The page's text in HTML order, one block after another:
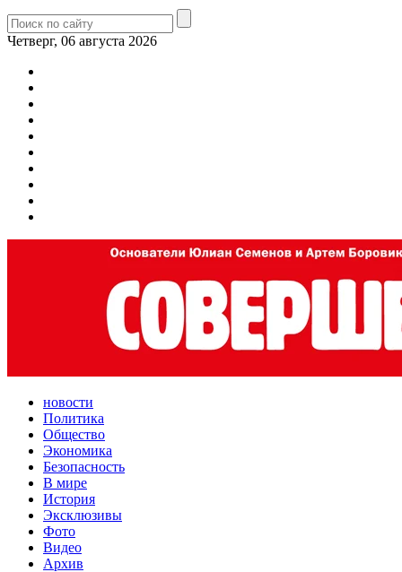
Четверг, 06 августа 2026
новости
Политика
Общество
Экономика
Безопасность
В мире
История
Эксклюзивы
Фото
Видео
Архив